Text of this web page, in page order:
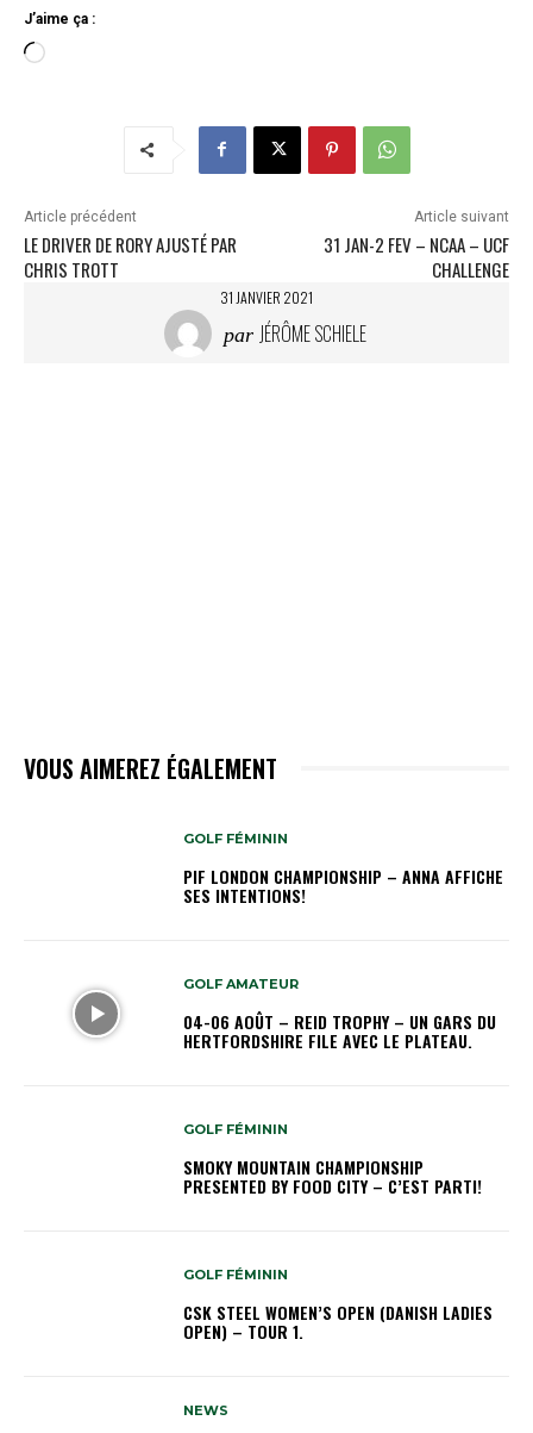
J’aime ça :
C
m
e
n
Article précédent
LE DRIVER DE RORY AJUSTÉ PAR
CHRIS TROTT
Article suivant
31 JAN-2 FEV – NCAA – UCF
CHALLENGE
31 JANVIER 2021
par JÉRÔME SCHIELE
VOUS AIMEREZ ÉGALEMENT
GOLF FÉMININ
PIF LONDON CHAMPIONSHIP – ANNA AFFICHE
SES INTENTIONS!
GOLF AMATEUR
04-06 AOÛT – REID TROPHY – UN GARS DU
HERTFORDSHIRE FILE AVEC LE PLATEAU.
GOLF FÉMININ
SMOKY MOUNTAIN CHAMPIONSHIP
PRESENTED BY FOOD CITY – C’EST PARTI!
GOLF FÉMININ
CSK STEEL WOMEN’S OPEN (DANISH LADIES
OPEN) – TOUR 1.
NEWS